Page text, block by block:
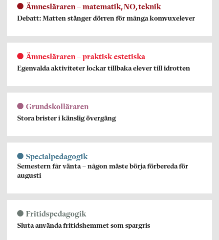
Ämnesläraren – matematik, NO, teknik
Debatt: Matten stänger dörren för många komvuxelever
Ämnesläraren – praktisk-estetiska
Egenvalda aktiviteter lockar tillbaka elever till idrotten
Grundskolläraren
Stora brister i känslig övergång
Specialpedagogik
Semestern får vänta – någon måste börja förbereda för
augusti
Fritidspedagogik
Sluta använda fritidshemmet som spargris